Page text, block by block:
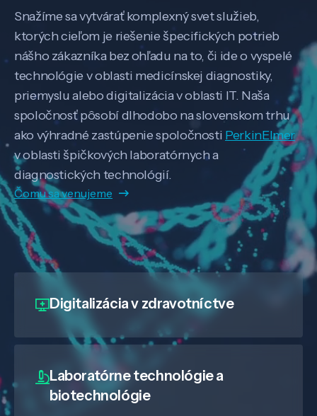
Snažíme sa vytvárať komplexný svet služieb,
ktorých cieľom je riešenie špecifických potrieb
nášho zákazníka bez ohľadu na to, či ide o vyspelé
technológie v oblasti medicínskej diagnostiky,
priemyslu alebo digitalizácia v oblasti IT. Naša
spoločnosť pôsobí dlhodobo na slovenskom trhu
ako výhradné zastúpenie spoločnosti PerkinElmer
v oblasti špičkových laboratórnych a
diagnostických technológií.
Čomu sa venujeme
Digitalizáciav zdravotníctve
Laboratórne technológie a
biotechnológie